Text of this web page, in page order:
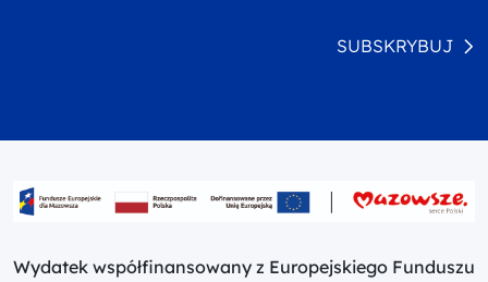
SUBSKRYBUJ
Wydatek współfinansowany z Europejskiego Funduszu